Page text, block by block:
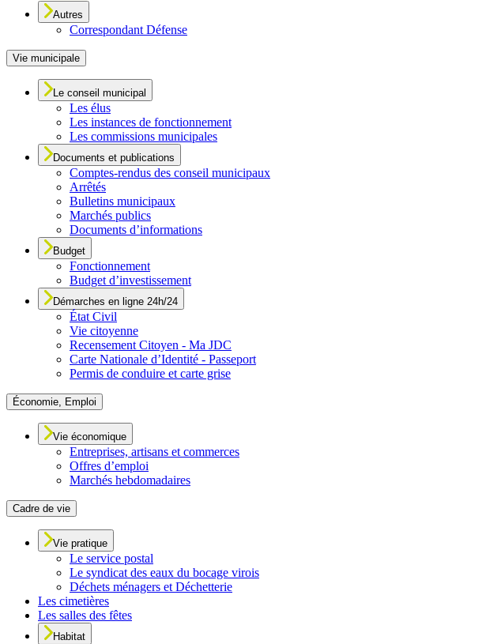
Autres
Correspondant Défense
Vie municipale
Le conseil municipal
Les élus
Les instances de fonctionnement
Les commissions municipales
Documents et publications
Comptes-rendus des conseil municipaux
Arrêtés
Bulletins municipaux
Marchés publics
Documents d’informations
Budget
Fonctionnement
Budget d’investissement
Démarches en ligne 24h/24
État Civil
Vie citoyenne
Recensement Citoyen - Ma JDC
Carte Nationale d’Identité - Passeport
Permis de conduire et carte grise
Économie, Emploi
Vie économique
Entreprises, artisans et commerces
Offres d’emploi
Marchés hebdomadaires
Cadre de vie
Vie pratique
Le service postal
Le syndicat des eaux du bocage virois
Déchets ménagers et Déchetterie
Les cimetières
Les salles des fêtes
Habitat